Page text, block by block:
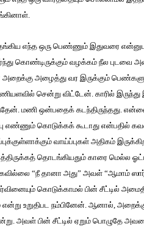
எந்த ஒரு பெண்ணும் இதுவரை
கொண்டிருக்கும் வழக்கம் நீல புடவை
அழைத்து வர இருக்கும்
சென்று விட்டேன். காரில்
மணி ஒன்பதைக் கடந்திருந்தது.
எண்ணும் கொடுக்கக் கூடாது என்பதில்
வாய்ப்புகள் அதிகம்
தொடங்கியதும் காரை மெல்ல
“நீ தானா அது” அவள் “ஆமாம் ஸார்’
கொடுக்காமல் பின் சீட்டில்
உறுதிபட நம்பினேன். ஆனால்,
அவள் பின் சீட்டில் ஏறும் பொழுதே